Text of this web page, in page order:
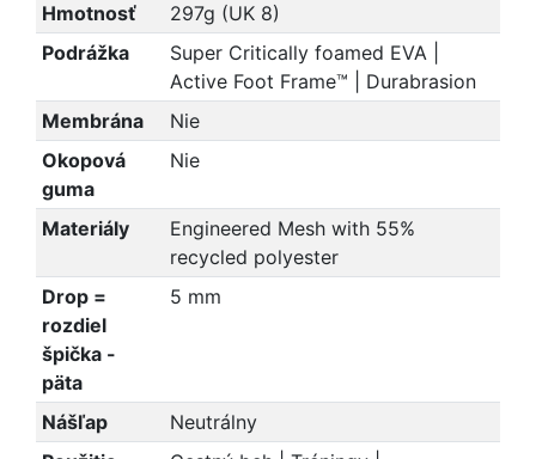
Hmotnosť
297g (UK 8)
Podrážka
Super Critically foamed EVA |
Active Foot Frame™ | Durabrasion
Membrána
Nie
Okopová
guma
Nie
Materiály
Engineered Mesh with 55%
recycled polyester
Drop =
rozdiel
špička -
päta
5 mm
Nášľap
Neutrálny